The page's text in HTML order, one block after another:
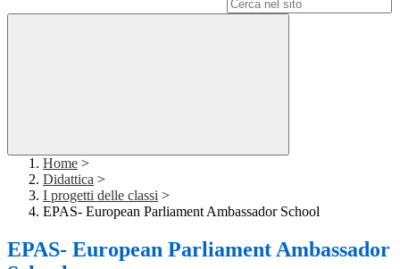
Home >
Didattica >
I progetti delle classi >
EPAS- European Parliament Ambassador School
EPAS- European Parliament Ambassador